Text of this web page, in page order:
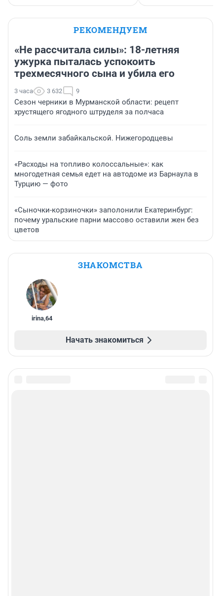
РЕКОМЕНДУЕМ
«Не рассчитала силы»: 18-летняя
ужурка пыталась успокоить
трехмесячного сына и убила его
3 часа 3 632 9
Сезон черники в Мурманской области: рецепт
хрустящего ягодного штруделя за полчаса
Соль земли забайкальской. Нижегородцевы
«Расходы на топливо колоссальные»: как
многодетная семья едет на автодоме из Барнаула в
Турцию — фото
«Сыночки-корзиночки» заполонили Екатеринбург:
почему уральские парни массово оставили жен без
цветов
ЗНАКОМСТВА
irina,64
Начать знакомиться